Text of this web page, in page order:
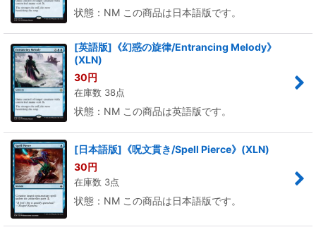
状態：NM この商品は日本語版です。
[英語版]《幻惑の旋律/Entrancing Melody》
(XLN)
30円
在庫数 38点
状態：NM この商品は英語版です。
[日本語版]《呪文貫き/Spell Pierce》(XLN)
30円
在庫数 3点
状態：NM この商品は日本語版です。